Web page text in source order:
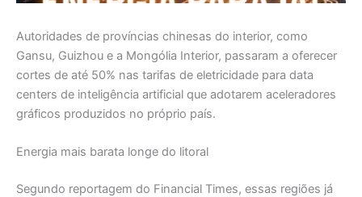
Autoridades de províncias chinesas do interior, como
Gansu, Guizhou e a Mongólia Interior, passaram a oferecer
cortes de até 50% nas tarifas de eletricidade para data
centers de inteligência artificial que adotarem aceleradores
gráficos produzidos no próprio país.
Energia mais barata longe do litoral
Segundo reportagem do Financial Times, essas regiões já